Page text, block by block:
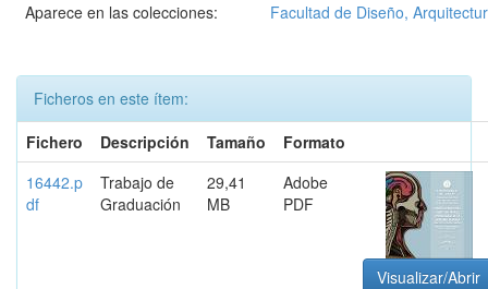
Aparece en las colecciones:
Facultad de Diseño,
Ficheros en este ítem:
Fichero
Descripción Tamaño
Formato
16442.p
df
Trabajo de
Graduación
29,41
MB
Adobe
PDF
Visualizar/Abrir